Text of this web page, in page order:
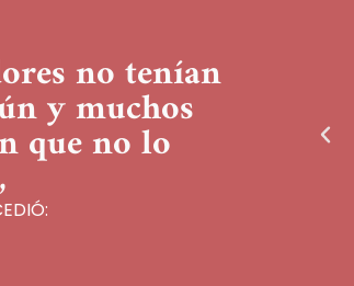
no tenían
y muchos
que no lo